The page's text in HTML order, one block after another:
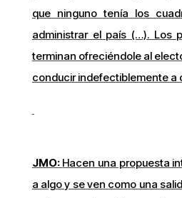
que ninguno tenía los
administrar el país (…). Los
terminan ofreciéndole al
conducir indefectiblemente a
JMO: Hacen una propuesta
a algo y se ven como una